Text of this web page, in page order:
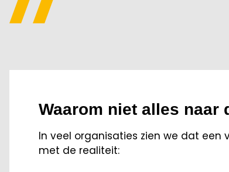
Waarom niet alles naar
In veel organisaties zien we dat
met de realiteit: